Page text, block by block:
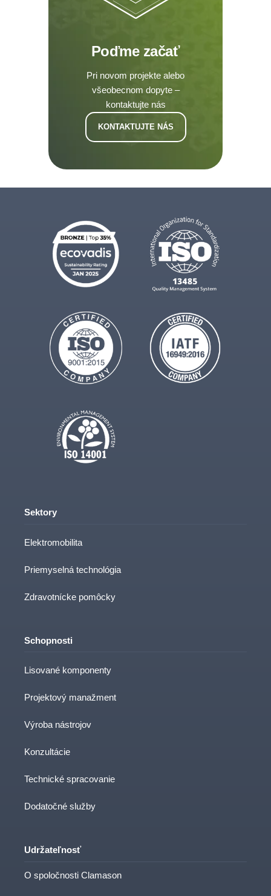
Poďme začať
Pri novom projekte alebo
všeobecnom dopyte –
kontaktujte nás
KONTAKTUJTE NÁS
Sektory
Elektromobilita
Priemyselná technológia
Zdravotnícke pomôcky
Schopnosti
Lisované komponenty
Projektový manažment
Výroba nástrojov
Konzultácie
Technické spracovanie
Dodatočné služby
Udržateľnosť
O spoločnosti Clamason